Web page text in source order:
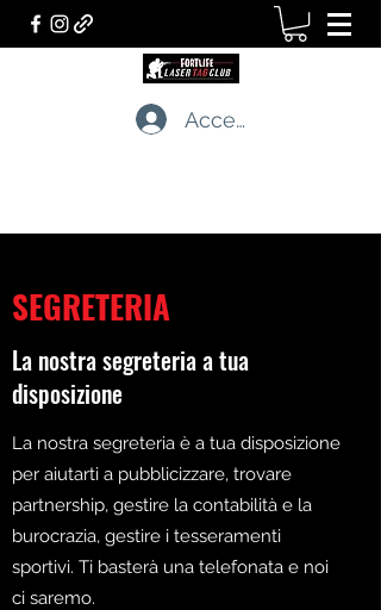
Accedi
SEGRETERIA
La nostra segreteria a tua
disposizione
La nostra segreteria è a tua disposizione
per aiutarti a pubblicizzare, trovare
partnership, gestire la contabilità e la
burocrazia, gestire i tesseramenti
sportivi. Ti basterà una telefonata e noi
ci saremo.